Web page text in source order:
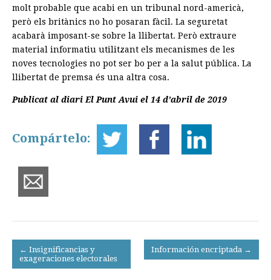
molt probable que acabi en un tribunal nord-americà,
però els britànics no ho posaran fàcil. La seguretat
acabarà imposant-se sobre la llibertat. Però extraure
material informatiu utilitzant els mecanismes de les
noves tecnologies no pot ser bo per a la salut pública. La
llibertat de premsa és una altra cosa.
Publicat al diari El Punt Avui el 14 d’abril de 2019
Compártelo:
Post
navigation
← Insignificancias y
exageraciones electorales
Información encriptada →